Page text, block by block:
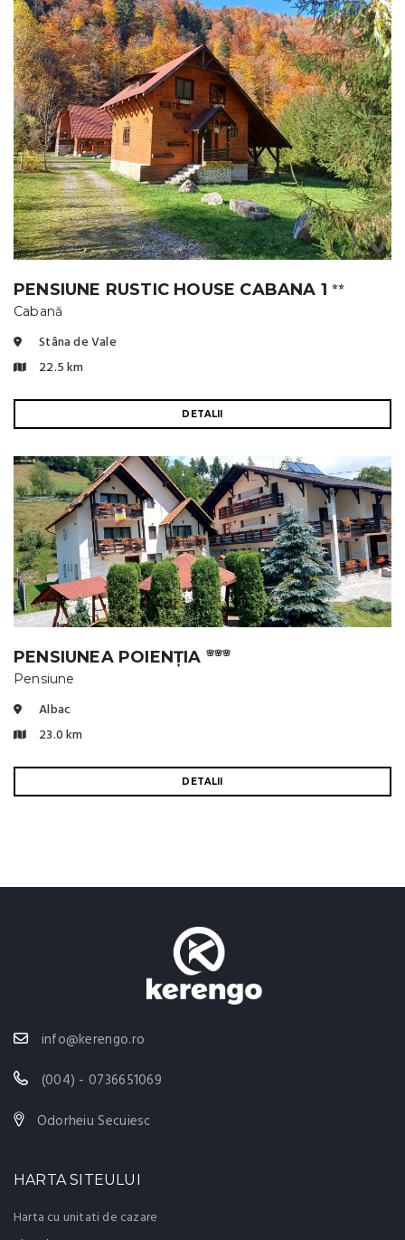
PENSIUNE RUSTIC HOUSE CABANA 1⭐⭐
Cabană
Stâna de Vale
22.5 km
DETALII
PENSIUNEA POIENȚIA 🌸🌸🌸
Pensiune
Albac
23.0 km
DETALII
info@kerengo.ro
(004) - 0736651069
Odorheiu Secuiesc
HARTA SITEULUI
Harta cu unitati de cazare